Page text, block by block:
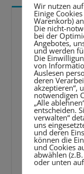
5 BESTE
Video-
Player
Wir nutzen
Einige
Warenkorb)
Die nicht-
bei der
Angebotes,
und werden
Die
von
Auslesen
deren
akzeptieren“,
notwendigen
„Alle
entscheiden.
verwalten“
uns
und deren
können die
und Cookies
abwählen
oder unten